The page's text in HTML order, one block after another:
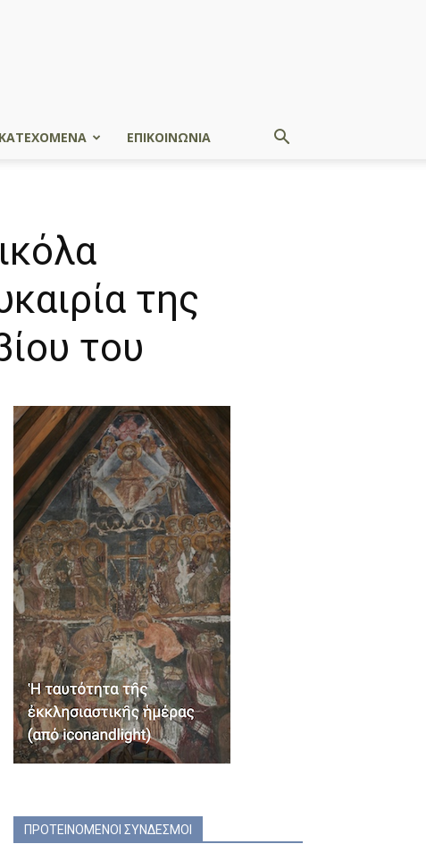
ΚΑΤΕΧΟΜΕΝΑ ΕΠΙΚΟΙΝΩΝΙΑ
της
του
ΠΡΟΤΕΙΝΟΜΕΝΟΙ ΣΥΝΔΕΣΜΟΙ